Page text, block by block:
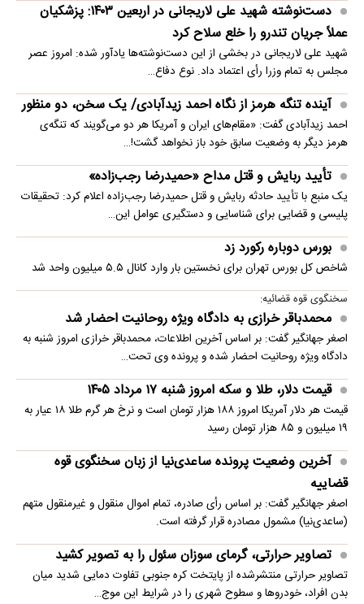
دست‌نوشته شهید علی لاریجانی در اربعین ۱۴۰۳: پزشکیان
عملاً جریان تندرو را خلع سلاح کرد
شهید علی لاریجانی در بخشی از این دست‌نوشته‌ها یادآور شده: امروز عصر
مجلس به تمام وزرا رأی اعتماد داد. نوع دفاع…
آینده تنگه هرمز از نگاه احمد زیدآبادی/ یک سخن، دو منظور
احمد زیدآبادی گفت: «مقام‌های ایران و آمریکا هر دو می‌گویند که تنگه‌ی
هرمز دیگر به وضعیت سابق خود باز نخواهد گشت!…
تأیید ربایش و قتل مداح «حمیدرضا رجب‌زاده»
یک منبع با تأیید حادثه ربایش و قتل حمیدرضا رجب‌زاده اعلام کرد: تحقیقات
پلیسی و قضایی برای شناسایی و دستگیری عوامل این…
بورس دوباره رکورد زد
شاخص کل بورس تهران برای نخستین ‌بار وارد کانال ۵.۵ میلیون واحد شد
سخنگوی قوه قضائیه:
محمدباقر خرازی به دادگاه ویژه روحانیت احضار شد
اصغر جهانگیر گفت: بر اساس آخرین اطلاعات، محمدباقر خرازی امروز شنبه به
دادگاه ویژه روحانیت احضار شده و پرونده وی تحت…
قیمت دلار، طلا و سکه امروز شنبه ۱۷ مرداد ۱۴۰۵
قیمت هر دلار آمریکا امروز ۱۸۸ هزار تومان است و نرخ هر گرم طلا ۱۸ عیار به
۱۹ میلیون و ۸۵ هزار تومان رسید
آخرین وضعیت پرونده ساعدی‌نیا از زبان سخنگوی قوه
قضاییه
اصغر جهانگیر گفت: بر اساس رأی صادره، تمام اموال منقول و غیرمنقول متهم
(ساعدی‌نیا) مشمول مصادره قرار گرفته است.
تصاویر حرارتی، گرمای سوزان سئول را به تصویر کشید
تصاویر حرارتی منتشرشده از پایتخت کره جنوبی تفاوت دمایی شدید میان
بدن افراد، خودروها و سطوح شهری را در شرایط این موج…